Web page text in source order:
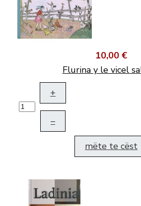
10,00 €
Flurina y le vicel
+
–
mëte te cëst